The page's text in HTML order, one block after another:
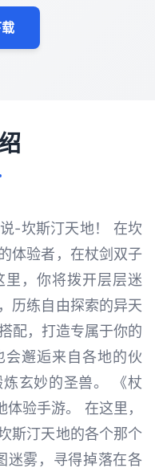
-坎斯汀天地！ 在坎
体验者，在杖剑双子
里，你将拨开层层迷
历练自由探索的异天
配，打造专属于你的
邂逅来自各地的伙
玄妙的圣兽。 《杖
验手游。 在这里，
斯汀天地的各个那个
迷雾，寻得掉落在各